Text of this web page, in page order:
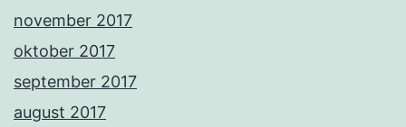
november 2017
oktober 2017
september 2017
august 2017